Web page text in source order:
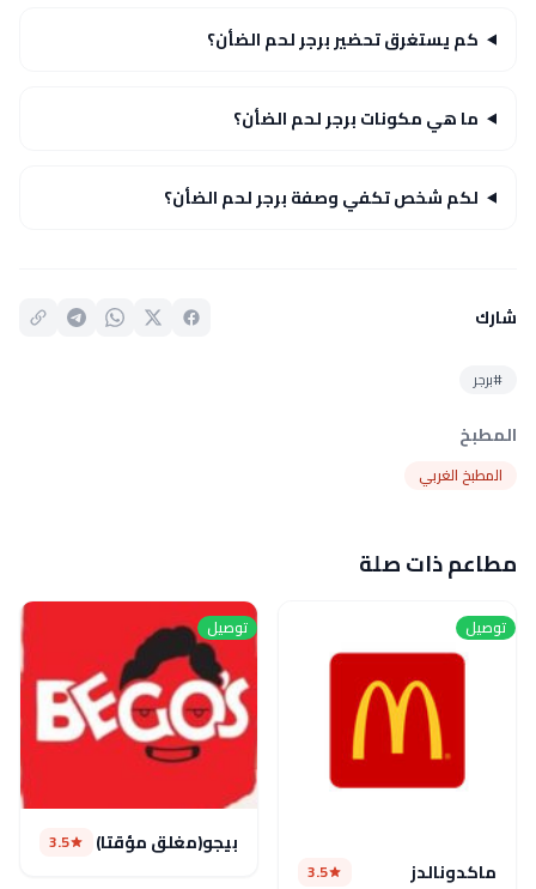
كم يستغرق تحضير برجر لحم الضأن؟
ما هي مكونات برجر لحم الضأن؟
لكم شخص تكفي وصفة برجر لحم الضأن؟
شارك
#برجر
المطبخ
المطبخ الغربي
مطاعم ذات صلة
توصيل
ماكدونالدز 3.5
توصيل
بيجو(مغلق مؤقتا) 3.5